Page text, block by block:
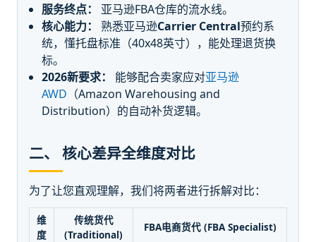
服务终点：
亚马逊FBA仓库的流水线。
核心能力：
熟悉亚马逊Carrier Central预约系
统，懂托盘标准（40x48英寸），能处理退货换
标。
2026新要求：
能够配合卖家应对亚马逊
AWD （Amazon Warehousing and
Distribution）的自动补货逻辑。
二、 核心差异全维度对比
为了让您直观理解，我们将两者进行拆解对比：
维
度
传统货代
(Traditional)
FBA电商货代 (FBA Specialist)